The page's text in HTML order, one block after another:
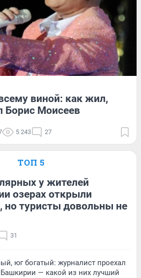
виной: как жил,
Борис Моисеев
5 243 27
ТОП 5
у жителей
озерах открыли
но туристы довольны не
31
юг богатый: журналист проехал
Башкирии — какой из них лучший